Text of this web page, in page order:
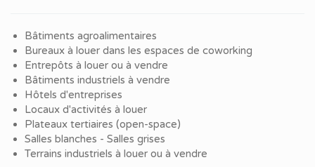
Bâtiments agroalimentaires
Bureaux à louer dans les espaces de coworking
Entrepôts à louer ou à vendre
Bâtiments industriels à vendre
Hôtels d'entreprises
Locaux d'activités à louer
Plateaux tertiaires (open-space)
Salles blanches - Salles grises
Terrains industriels à louer ou à vendre